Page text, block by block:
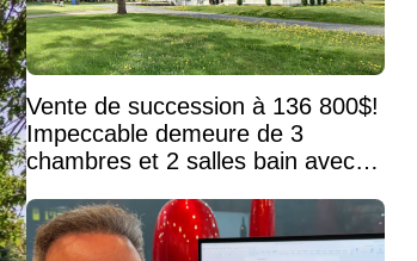
Vente de succession à 136 800$!
Impeccable demeure de 3
chambres et 2 salles bain avec